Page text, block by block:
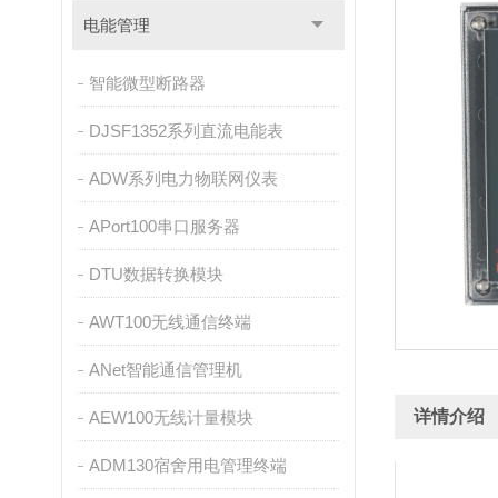
电能管理
智能微型断路器
DJSF1352系列直流电能表
ADW系列电力物联网仪表
APort100串口服务器
DTU数据转换模块
AWT100无线通信终端
ANet智能通信管理机
AEW100无线计量模块
ADM130宿舍用电管理终端
详情介绍